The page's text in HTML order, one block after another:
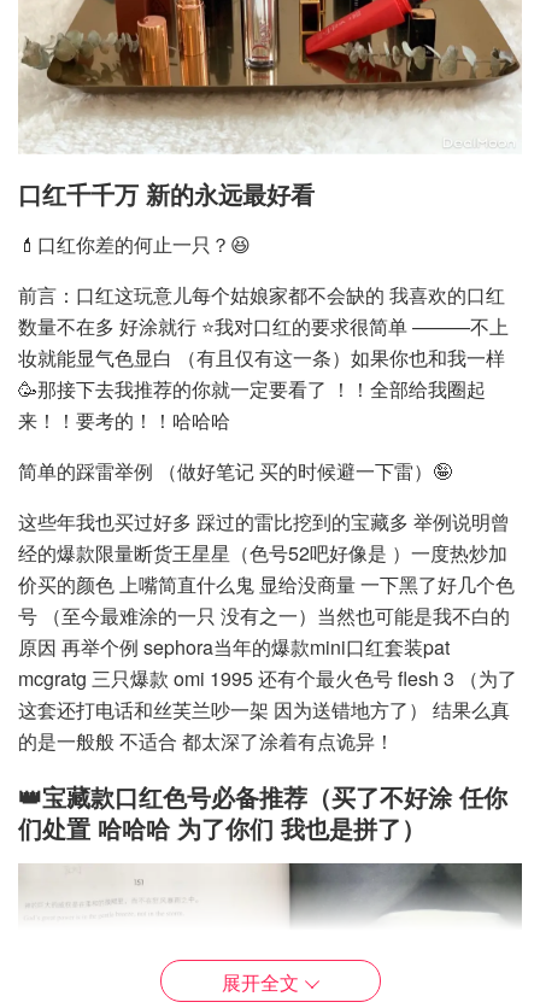
口红千千万 新的永远最好看
💄口红你差的何止一只？😆
前言：口红这玩意儿每个姑娘家都不会缺的 我喜欢的口红
数量不在多 好涂就行 ⭐️我对口红的要求很简单 ———不上
妆就能显气色显白 （有且仅有这一条）如果你也和我一样
🥳那接下去我推荐的你就一定要看了 ！！全部给我圈起
来！！要考的！！哈哈哈
简单的踩雷举例 （做好笔记 买的时候避一下雷）🤪
这些年我也买过好多 踩过的雷比挖到的宝藏多 举例说明曾
经的爆款限量断货王星星（色号52吧好像是 ）一度热炒加
价买的颜色 上嘴简直什么鬼 显给没商量 一下黑了好几个色
号 （至今最难涂的一只 没有之一）当然也可能是我不白的
原因 再举个例 sephora当年的爆款mini口红套装pat
mcgratg 三只爆款 omi 1995 还有个最火色号 flesh 3 （为了
这套还打电话和丝芙兰吵一架 因为送错地方了） 结果么真
的是一般般 不适合 都太深了涂着有点诡异！
👑宝藏款口红色号必备推荐（买了不好涂 任你
们处置 哈哈哈 为了你们 我也是拼了）
展开全文